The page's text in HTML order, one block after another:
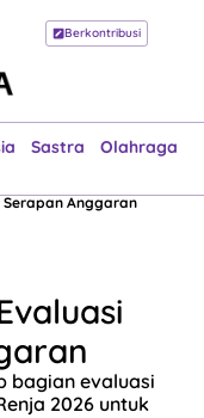
Berkontribusi
Sastra
Olahraga
Justisia
Sastra
Pariwara
Serapan Anggaran
bagian evaluasi
2026 untuk